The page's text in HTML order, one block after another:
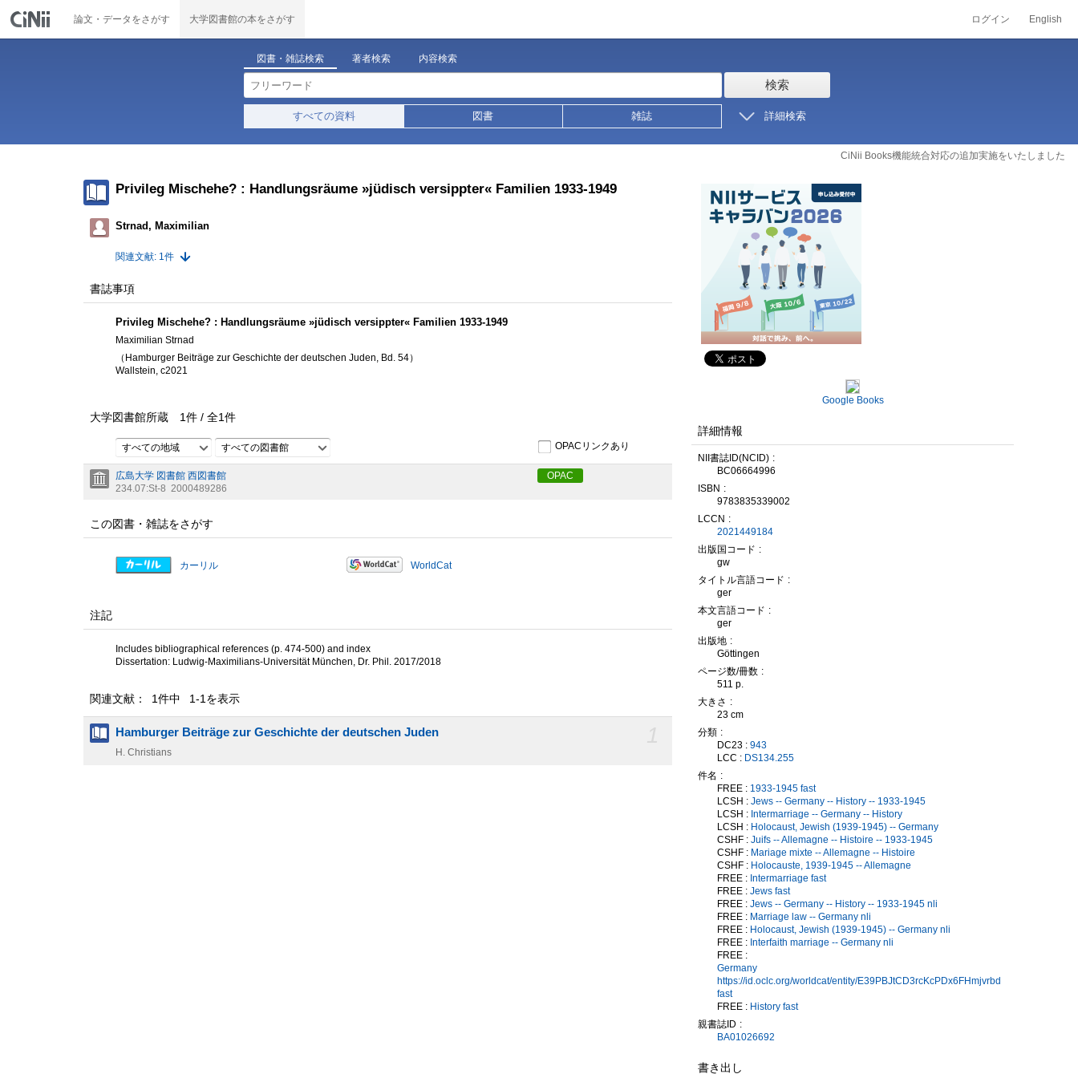
論文・データをさがす 大学図書館の本をさがす ログイン English
図書・雑誌検索 著者検索 内容検索
検索
すべての資料 図書 雑誌 詳細検索
CiNii Books機能統合対応の追加実施をいたしました
Privileg Mischehe? : Handlungsräume »jüdisch versippter« Familien 1933-1949
Strnad, Maximilian
関連文献: 1件
書誌事項
Privileg Mischehe? : Handlungsräume »jüdisch versippter« Familien 1933-1949
Maximilian Strnad
（Hamburger Beiträge zur Geschichte der deutschen Juden, Bd. 54）
Wallstein, c2021
大学図書館所蔵 1件 / 全1件
すべての地域 すべての図書館 OPACリンクあり
広島大学 図書館 西図書館
234.07:St-8 2000489286
OPAC
この図書・雑誌をさがす
カーリル WorldCat
注記
Includes bibliographical references (p. 474-500) and index
Dissertation: Ludwig-Maximilians-Universität München, Dr. Phil. 2017/2018
関連文献： 1件中 1-1を表示
Hamburger Beiträge zur Geschichte der deutschen Juden
H. Christians
Google Books
詳細情報
NII書誌ID(NCID)
BC06664996
ISBN
9783835339002
LCCN
2021449184
出版国コード
gw
タイトル言語コード
ger
本文言語コード
ger
出版地
Göttingen
ページ数/冊数
511 p.
大きさ
23 cm
分類
DC23 : 943
LCC : DS134.255
件名
FREE : 1933-1945 fast
LCSH : Jews -- Germany -- History -- 1933-1945
LCSH : Intermarriage -- Germany -- History
LCSH : Holocaust, Jewish (1939-1945) -- Germany
CSHF : Juifs -- Allemagne -- Histoire -- 1933-1945
CSHF : Mariage mixte -- Allemagne -- Histoire
CSHF : Holocauste, 1939-1945 -- Allemagne
FREE : Intermarriage fast
FREE : Jews fast
FREE : Jews -- Germany -- History -- 1933-1945 nli
FREE : Marriage law -- Germany nli
FREE : Holocaust, Jewish (1939-1945) -- Germany nli
FREE : Interfaith marriage -- Germany nli
FREE :
Germany
https://id.oclc.org/worldcat/entity/E39PBJtCD3rcKcPDx6FHmjvrbd
fast
FREE : History fast
親書誌ID
BA01026692
書き出し